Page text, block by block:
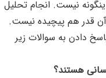
نیست. انجام تحلیل
آن قدر هم پیچیده نیست.
دادن به سوالات زیر
هستند؟